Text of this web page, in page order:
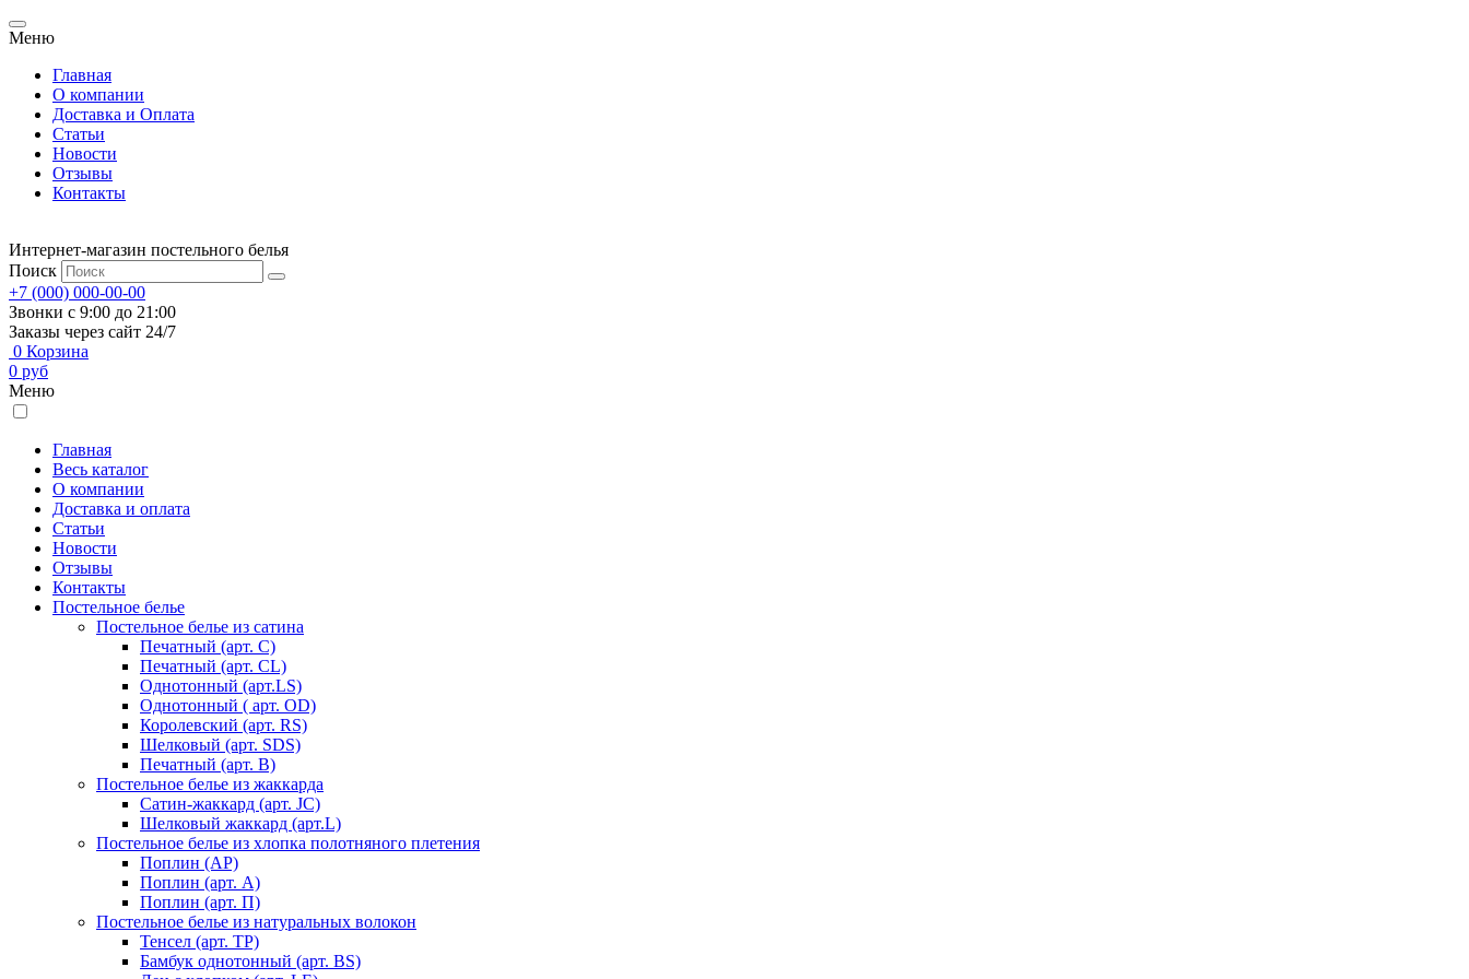
Меню
Главная
О компании
Доставка и Оплата
Статьи
Новости
Отзывы
Контакты
Интернет-магазин постельного белья
Поиск
+7 (000) 000-00-00
Звонки с 9:00 до 21:00
Заказы через сайт 24/7
0 Корзина
0 руб
Меню
Главная
Весь каталог
О компании
Доставка и оплата
Статьи
Новости
Отзывы
Контакты
Постельное белье
Постельное белье из сатина
Печатный (арт. С)
Печатный (арт. СL)
Однотонный (арт.LS)
Однотонный ( арт. OD)
Королевский (арт. RS)
Шелковый (арт. SDS)
Печатный (арт. В)
Постельное белье из жаккарда
Сатин-жаккард (арт. JC)
Шелковый жаккард (арт.L)
Постельное белье из хлопка полотняного плетения
Поплин (AP)
Поплин (арт. А)
Поплин (арт. П)
Постельное белье из натуральных волокон
Тенсел (арт. ТР)
Бамбук однотонный (арт. BS)